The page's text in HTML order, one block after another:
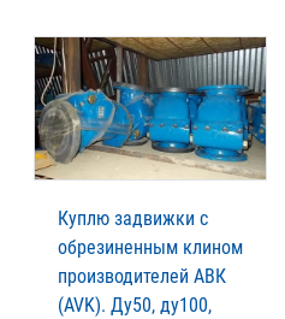
Куплю задвижки с
обрезиненным клином
производителей АВК
(AVK). Ду50, ду100,